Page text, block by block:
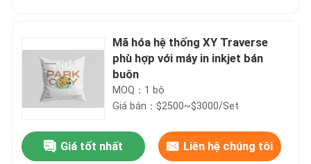
Nhà
Video
Mã hóa hệ thống XY Traverse
phù hợp với máy in inkjet bán
buôn
MOQ：1 bộ
Giá bán：$2500~$3000/Set
Giá tốt nhất Liên hệ chúng tôi
YOUGAO Paging Stacker Feeder Machine Cho Máy in Inkjet Laser